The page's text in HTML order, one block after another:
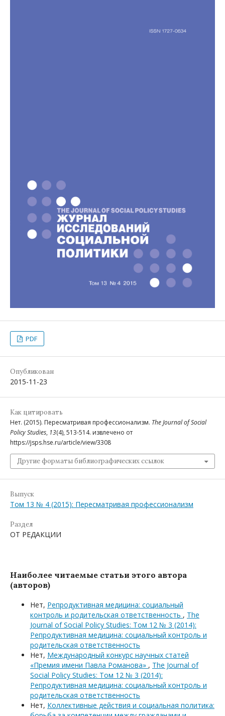
PDF
Опубликован
2015-11-23
Как цитировать
Нет. (2015). Пересматривая профессионализм. The Journal of Social
Policy Studies, 13(4), 513-514. извлечено от
https://jsps.hse.ru/article/view/3308
Другие форматы библиографических ссылок
Выпуск
Том 13 № 4 (2015): Пересматривая профессионализм
Раздел
ОТ РЕДАКЦИИ
Наиболее читаемые статьи этого автора
(авторов)
Нет, Репродуктивная медицина: социальный
контроль и родительская ответственность , The
Journal of Social Policy Studies: Том 12 № 3 (2014):
Репродуктивная медицина: социальный контроль и
родительская ответственность
Нет, Международный конкурс научных статей
«Премия имени Павла Романова» , The Journal of
Social Policy Studies: Том 12 № 3 (2014):
Репродуктивная медицина: социальный контроль и
родительская ответственность
Нет, Коллективные действия и социальная политика: